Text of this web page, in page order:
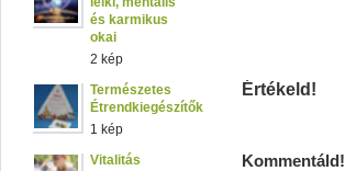
és karmikus
okai
2 kép
Természetes
Étrendkiegészítők
1 kép
Vitalitás
Értékeld!
Kommentáld!